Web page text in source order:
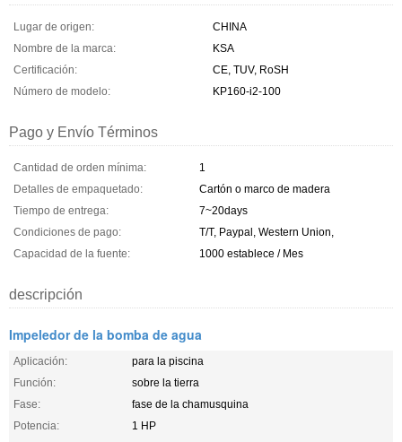
Lugar de origen:
CHINA
Nombre de la marca:
KSA
Certificación:
CE, TUV, RoSH
Número de modelo:
KP160-i2-100
Pago y Envío Términos
Cantidad de orden mínima:
1
Detalles de empaquetado:
Cartón o marco de madera
Tiempo de entrega:
7~20days
Condiciones de pago:
T/T, Paypal, Western Union,
Capacidad de la fuente:
1000 establece / Mes
descripción
Impeledor de la bomba de agua
Aplicación:
para la piscina
Función:
sobre la tierra
Fase:
fase de la chamusquina
Potencia:
1 HP